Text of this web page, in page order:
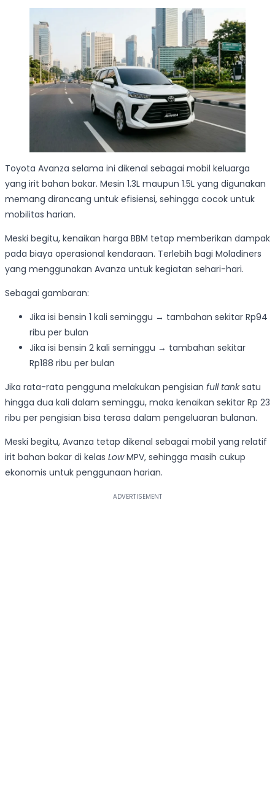
Toyota Avanza selama ini dikenal sebagai mobil keluarga
yang irit bahan bakar. Mesin 1.3L maupun 1.5L yang digunakan
memang dirancang untuk efisiensi, sehingga cocok untuk
mobilitas harian.
Meski begitu, kenaikan harga BBM tetap memberikan dampak
pada biaya operasional kendaraan. Terlebih bagi Moladiners
yang menggunakan Avanza untuk kegiatan sehari-hari.
Sebagai gambaran:
Jika isi bensin 1 kali seminggu → tambahan sekitar Rp94
ribu per bulan
Jika isi bensin 2 kali seminggu → tambahan sekitar
Rp188 ribu per bulan
Jika rata-rata pengguna melakukan pengisian full tanksatu
hingga dua kali dalam seminggu, maka kenaikan sekitar Rp 23
ribu per pengisian bisa terasa dalam pengeluaran bulanan.
Meski begitu, Avanza tetap dikenal sebagai mobil yang relatif
irit bahan bakar di kelas LowMPV, sehingga masih cukup
ekonomis untuk penggunaan harian.